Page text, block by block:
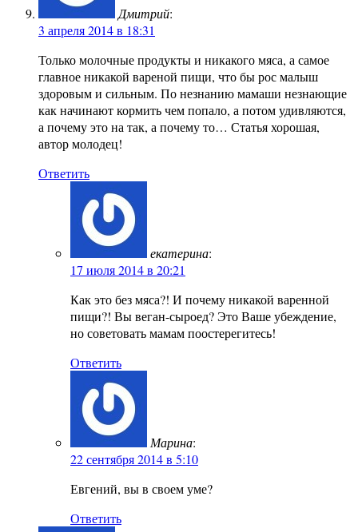
Дмитрий:
3 апреля 2014 в 18:31
Только молочные продукты и никакого мяса, а самое
главное никакой вареной пищи, что бы рос малыш
здоровым и сильным. По незнанию мамаши незнающие
как начинают кормить чем попало, а потом удивляются,
а почему это на так, а почему то… Статья хорошая,
автор молодец!
Ответить
екатерина:
17 июля 2014 в 20:21
Как это без мяса?! И почему никакой варенной
пищи?! Вы веган-сыроед? Это Ваше убеждение,
но советовать мамам поостерегитесь!
Ответить
Марина:
22 сентября 2014 в 5:10
Евгений, вы в своем уме?
Ответить